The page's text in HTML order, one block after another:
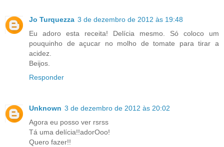
Jo Turquezza 3 de dezembro de 2012 às 19:48
Eu adoro esta receita! Delícia mesmo. Só coloco um
pouquinho de açucar no molho de tomate para tirar a
acidez.
Beijos.
Responder
Unknown 3 de dezembro de 2012 às 20:02
Agora eu posso ver rsrss
Tá uma delícia!!adorOoo!
Quero fazer!!